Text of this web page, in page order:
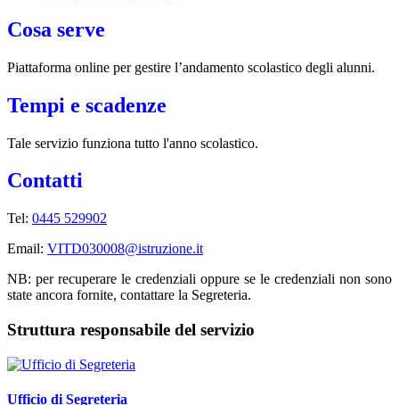
Cosa serve
Piattaforma online per gestire l’andamento scolastico degli alunni.
Tempi e scadenze
Tale servizio funziona tutto l'anno scolastico.
Contatti
Tel: 0445 529902
Email: VITD030008@istruzione.it
NB: per recuperare le credenziali oppure se le credenziali non sono
state ancora fornite, contattare la Segreteria.
Struttura responsabile del servizio
Ufficio di Segreteria